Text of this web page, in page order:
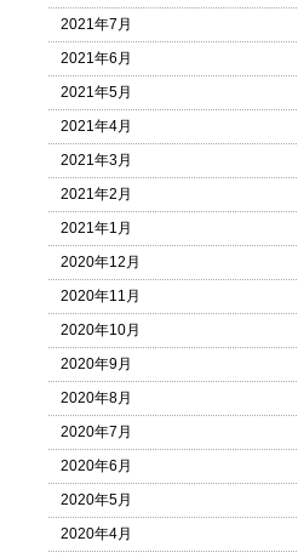
2021年7月
2021年6月
2021年5月
2021年4月
2021年3月
2021年2月
2021年1月
2020年12月
2020年11月
2020年10月
2020年9月
2020年8月
2020年7月
2020年6月
2020年5月
2020年4月